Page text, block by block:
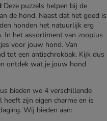
Deze puzzels helpen bij de
de hond. Naast dat het goed is
honden het natuurlijk erg
In het assortiment van zooplus
voor jouw hond. Van
tot een antischrokbak. Kijk dus
ontdek wat je jouw hond
bieden we 4 verschillende
heeft zijn eigen charme en is
Wij bieden aan: